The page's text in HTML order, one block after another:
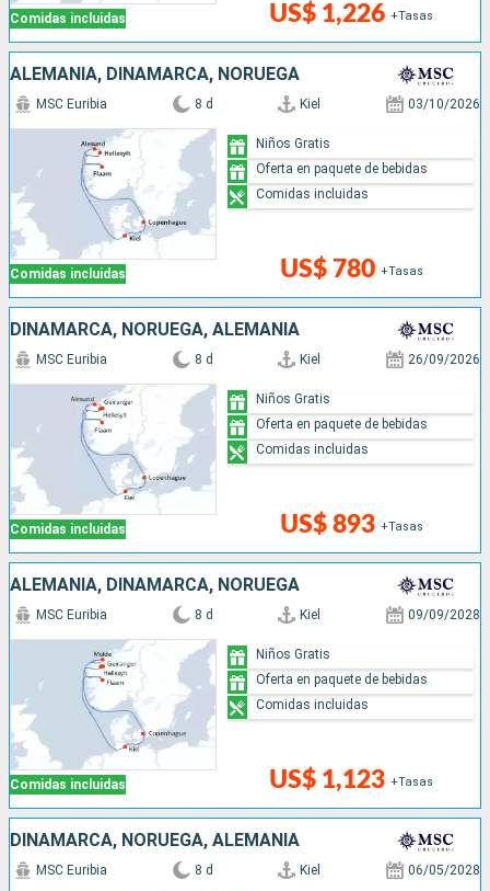
Comidas incluidas US$ 1,226 +Tasas
ALEMANIA, DINAMARCA, NORUEGA
Comidas incluidas
MSC Euribia 8 d Kiel 03/10/2026
US$ 780 +Tasas
Niños Gratis
Oferta en paquete de bebidas
Comidas incluidas
DINAMARCA, NORUEGA, ALEMANIA
Comidas incluidas
MSC Euribia 8 d Kiel 26/09/2026
US$ 893 +Tasas
Niños Gratis
Oferta en paquete de bebidas
Comidas incluidas
ALEMANIA, DINAMARCA, NORUEGA
Comidas incluidas
MSC Euribia 8 d Kiel 09/09/2028
US$ 1,123 +Tasas
Niños Gratis
Oferta en paquete de bebidas
Comidas incluidas
DINAMARCA, NORUEGA, ALEMANIA
MSC Euribia 8 d Kiel 06/05/2028